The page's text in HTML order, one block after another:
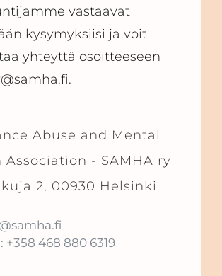
vastaavat
kysymyksiisi ja voit
yhteyttä osoitteeseen
Abuse and Mental
Association - SAMHA ry
2, 00930 Helsinki
+358 468 880 6319